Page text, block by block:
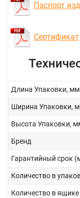
Паспорт
Сертификат
Длина Упаковки, мм
Ширина Упаковки,
Высота Упаковки,
Бренд
Гарантийный срок
Количество в
Количество в ящике